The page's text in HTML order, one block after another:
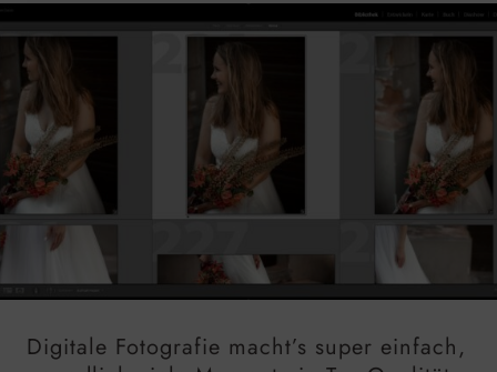
Digitale Fotografie macht’s super einfach,